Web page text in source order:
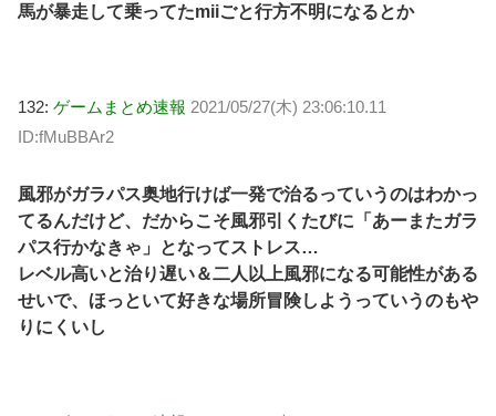
馬が暴走して乗ってたmiiごと行方不明になるとか
132: ゲームまとめ速報 2021/05/27(木) 23:06:10.11
ID:fMuBBAr2
風邪がガラパス奥地行けば一発で治るっていうのはわかっ
てるんだけど、だからこそ風邪引くたびに「あーまたガラ
パス行かなきゃ」となってストレス…
レベル高いと治り遅い＆二人以上風邪になる可能性がある
せいで、ほっといて好きな場所冒険しようっていうのもや
りにくいし